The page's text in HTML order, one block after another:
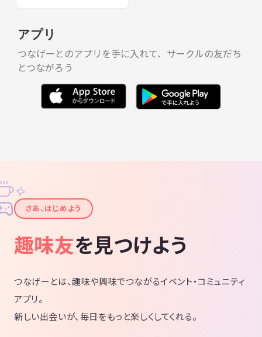
アプリ
つなげーとのアプリを手に入れて、サークルの友だち
とつながろう
✦
✧
さあ、はじめよう
趣味友を見つけよう
つなげーとは、趣味や興味でつながるイベント・コミュニティ
アプリ。
新しい出会いが、毎日をもっと楽しくしてくれる。